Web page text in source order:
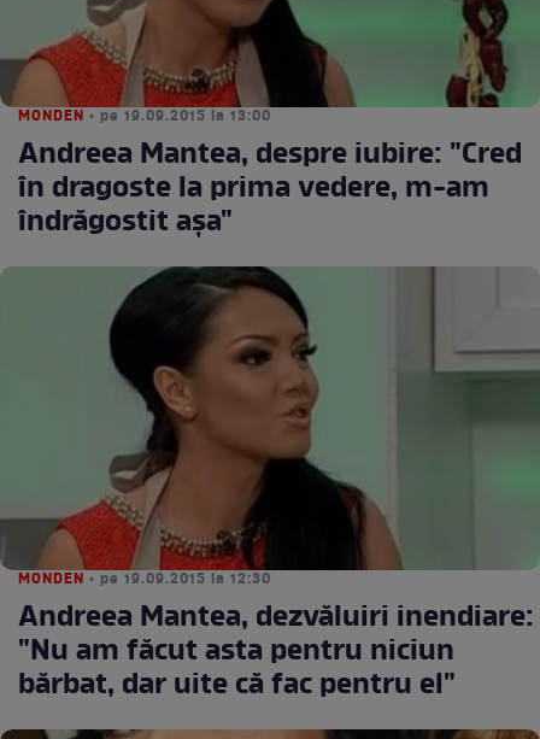
MONDEN • pe 19.09.2015 la 13:00
Andreea Mantea, despre iubire: "Cred
în dragoste la prima vedere, m-am
îndrăgostit aşa"
MONDEN • pe 19.09.2015 la 12:30
Andreea Mantea, dezvăluiri inendiare:
"Nu am făcut asta pentru niciun
bărbat, dar uite că fac pentru el"